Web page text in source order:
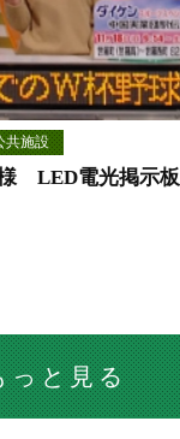
共施設
LED電光掲示板
っと見る